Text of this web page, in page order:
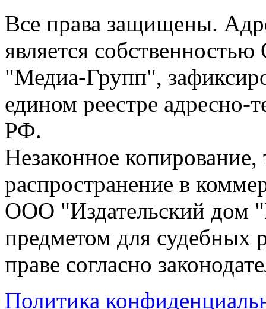
Все права защищены.
является
"Медиа-Групп",
едином реестре адресно-
РФ.
Незаконное
распространение в
ООО "Издательский дом
предметом для судебных
праве согласно
Политика